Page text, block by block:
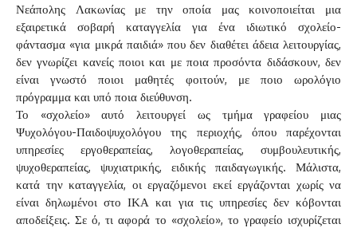
Νεάπολης Λακωνίας με την οποία μας κοινοποιείται μια
εξαιρετικά σοβαρή καταγγελία για ένα ιδιωτικό σχολείο-
φάντασμα «για μικρά παιδιά» που δεν διαθέτει άδεια λειτουργίας,
δεν γνωρίζει κανείς ποιοι και με ποια προσόντα διδάσκουν, δεν
είναι γνωστό ποιοι μαθητές φοιτούν, με ποιο ωρολόγιο
πρόγραμμα και υπό ποια διεύθυνση.
Το «σχολείο» αυτό λειτουργεί ως τμήμα γραφείου μιας
Ψυχολόγου-Παιδοψυχολόγου της περιοχής, όπου παρέχονται
υπηρεσίες εργοθεραπείας, λογοθεραπείας, συμβουλευτικής,
ψυχοθεραπείας, ψυχιατρικής, ειδικής παιδαγωγικής. Μάλιστα,
κατά την καταγγελία, οι εργαζόμενοι εκεί εργάζονται χωρίς να
είναι δηλωμένοι στο ΙΚΑ και για τις υπηρεσίες δεν κόβονται
αποδείξεις. Σε ό, τι αφορά το «σχολείο», το γραφείο ισχυρίζεται